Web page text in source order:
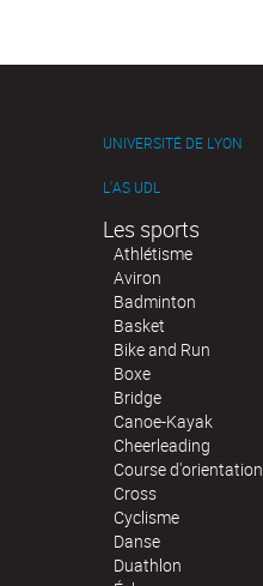
UNIVERSITÉ DE LYON
L'AS UDL
Les sports
Athlétisme
Aviron
Badminton
Basket
Bike and Run
Boxe
Bridge
Canoe-Kayak
Cheerleading
Course d'orientation
Cross
Cyclisme
Danse
Duathlon